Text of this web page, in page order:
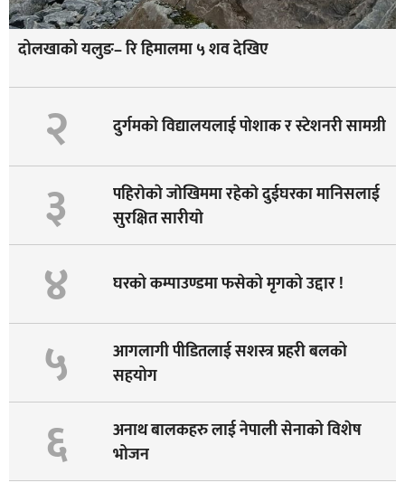
दोलखाको यलुङ– रि हिमालमा ५ शव देखिए
२ दुर्गमको विद्यालयलाई पोशाक र स्टेशनरी सामग्री
३
पहिराेकाे जाेखिममा रहेकाे दुईघरका मानिसलाई
सुरक्षित सारीयाे
४ घरको कम्पाउण्डमा फसेको मृगको उद्दार !
५
आगलागी पीडितलाई सशस्त्र प्रहरी बलको
सहयोग
६
अनाथ बालकहरु लाई नेपाली सेनाको विशेष
भोजन